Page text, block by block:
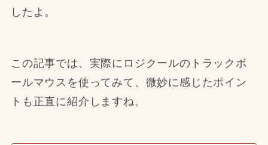
したよ。
この記事では、実際にロジクールのトラックボ
ールマウスを使ってみて、微妙に感じたポイン
トも正直に紹介しますね。